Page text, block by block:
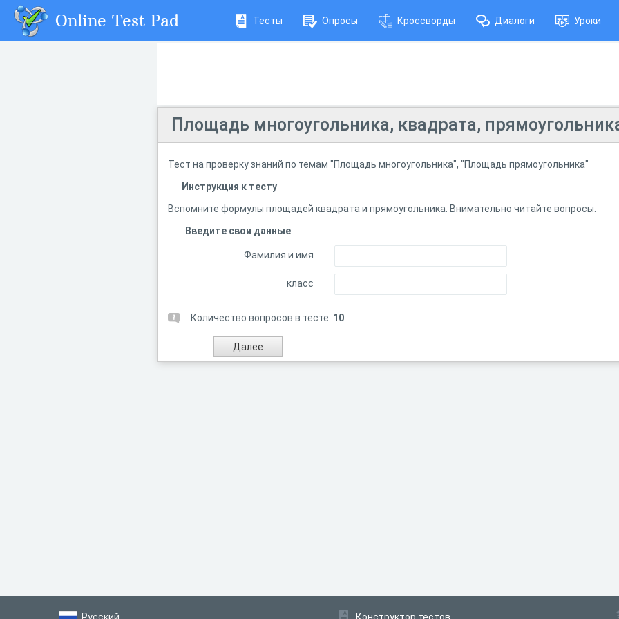
Online Test Pad Тесты Опросы Кроссворды Диалоги Уроки
Площадь многоугольника, квадрата,
Тест на проверку знаний по темам "Площадь многоугольника", "Площадь прямоугольника"
Инструкция к тесту
Вспомните формулы площадей квадрата и прямоугольника. Внимательно читайте вопросы.
Введите свои данные
Фамилия и имя
класс
Количество вопросов в тесте: 10